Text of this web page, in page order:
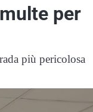
per
più pericolosa